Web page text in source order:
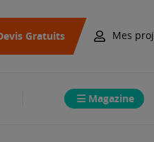
Gratuits Mes
Magazine